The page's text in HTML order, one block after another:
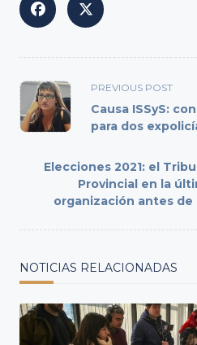
<span
class="nav-
subtitle
reader-
text">Page</span>
PREVIOUS POST
Causa ISSyS:
para dos
Elecciones 2021: el
Provincial en la
organización antes de
NOTICIAS RELACIONADAS